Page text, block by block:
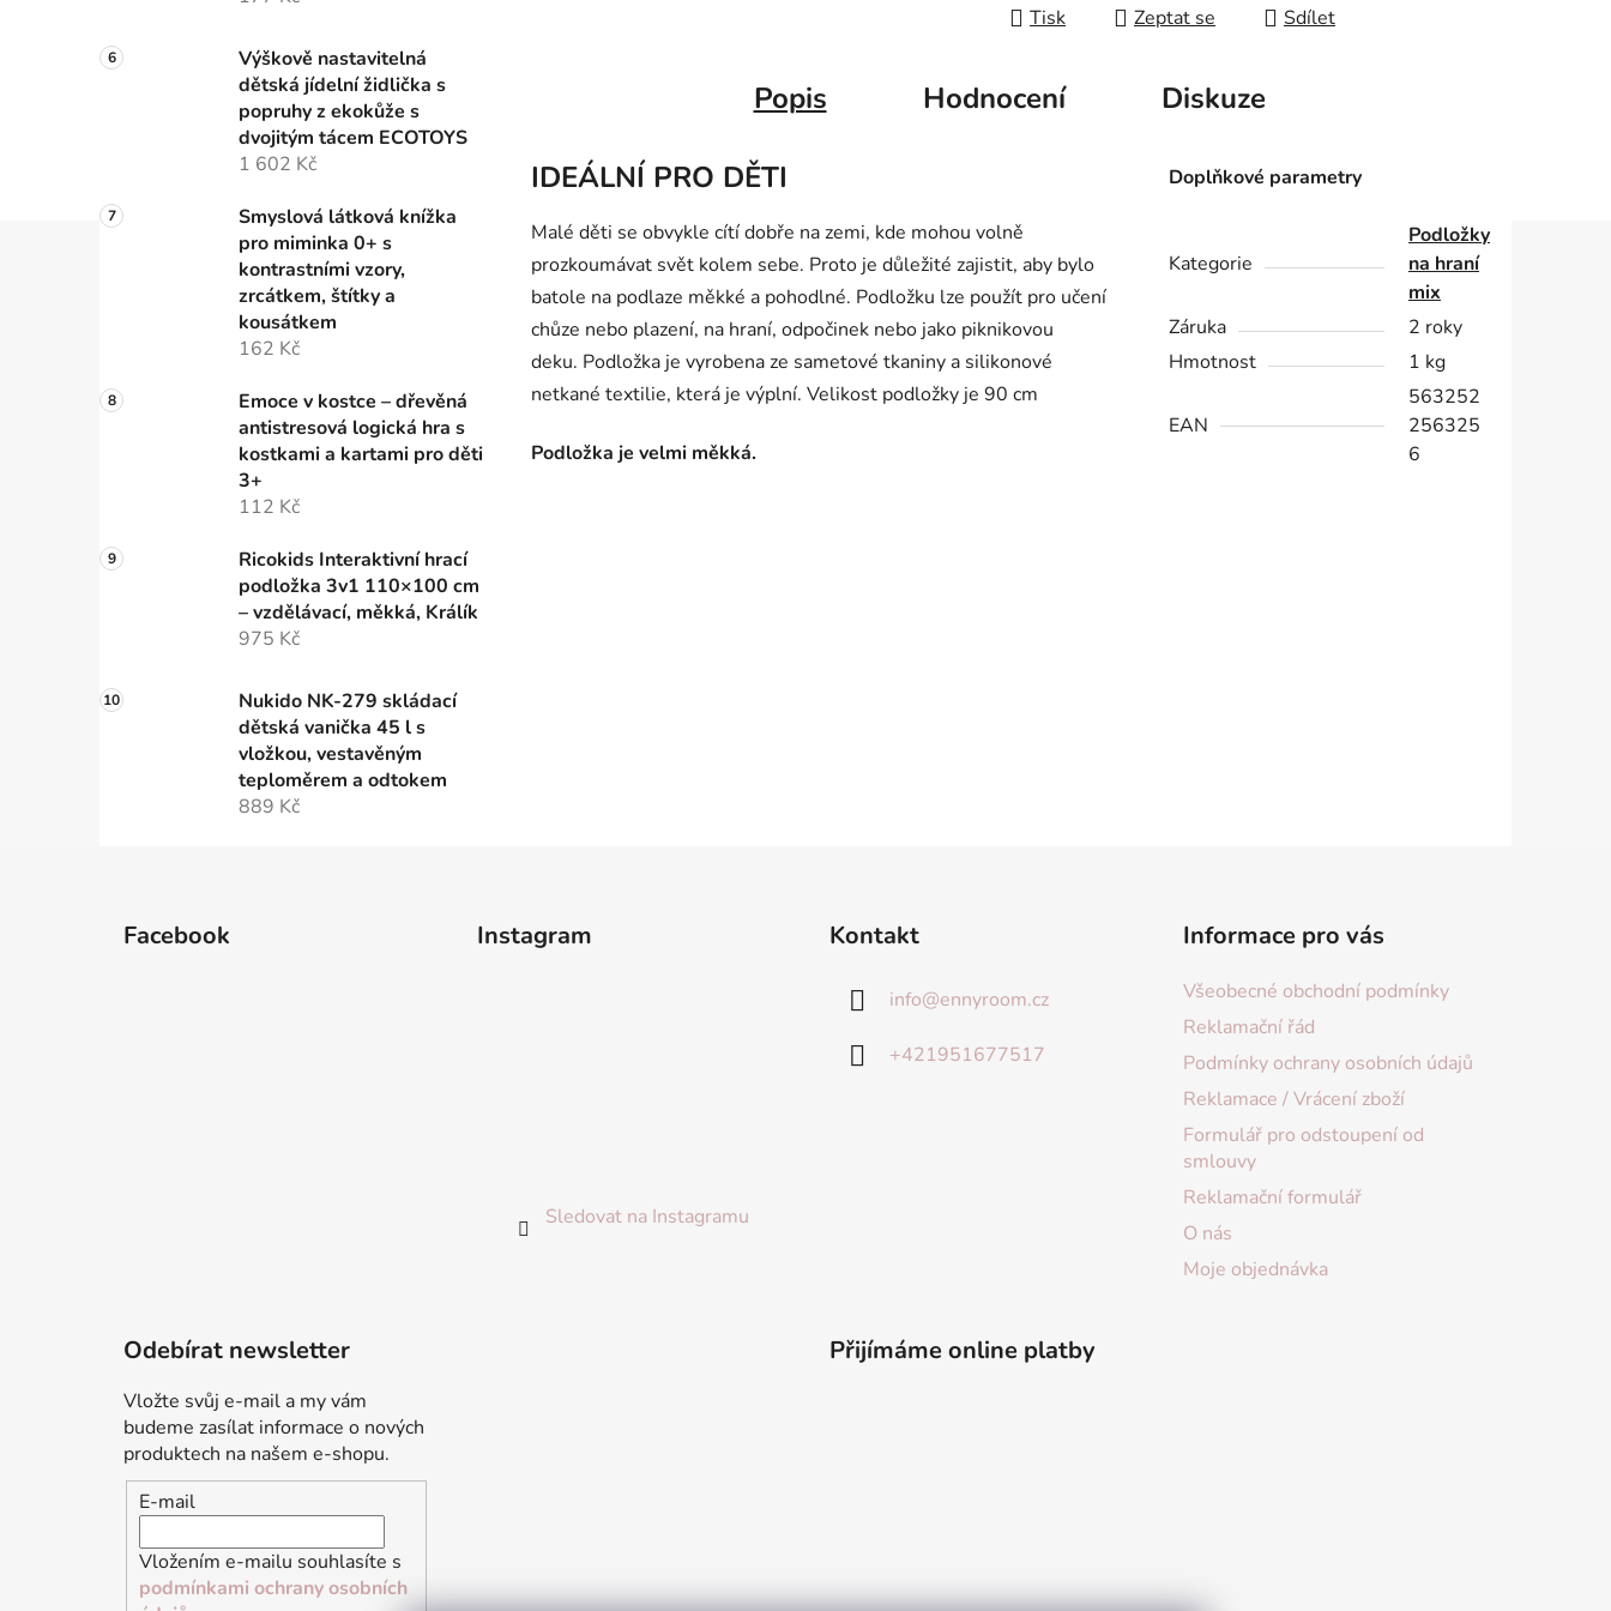
Výškově nastavitelná
dětská jídelní židlička s
popruhy z ekokůže s
dvojitým tácem ECOTOYS
1 602 Kč
Smyslová látková knížka
pro miminka 0+ s
kontrastními vzory,
zrcátkem, štítky a
kousátkem
162 Kč
Emoce v kostce – dřevěná
antistresová logická hra s
kostkami a kartami pro děti
3+
112 Kč
Ricokids Interaktivní hrací
podložka 3v1 110×100 cm
– vzdělávací, měkká, Králík
975 Kč
Nukido NK-279 skládací
dětská vanička 45 l s
vložkou, vestavěným
teploměrem a odtokem
889 Kč
Tisk Zeptat se Sdílet
Popis Hodnocení Diskuze
IDEÁLNÍ PRO DĚTI
Malé děti se obvykle cítí dobře na zemi, kde mohou volně
prozkoumávat svět kolem sebe. Proto je důležité zajistit, aby bylo
batole na podlaze měkké a pohodlné. Podložku lze použít pro učení
chůze nebo plazení, na hraní, odpočinek nebo jako piknikovou
deku. Podložka je vyrobena ze sametové tkaniny a silikonové
netkané textilie, která je výplní. Velikost podložky je 90 cm
Podložka je velmi měkká.
Doplňkové parametry
Kategorie
Podložky
na hraní
mix
Záruka
2 roky
Hmotnost
1 kg
EAN
563252
256325
6
Facebook Instagram
Sledovat na Instagramu
Kontakt
info@ennyroom.cz
+421951677517
Informace pro vás
Všeobecné obchodní podmínky
Reklamační řád
Podmínky ochrany osobních údajů
Reklamace / Vrácení zboží
Formulář pro odstoupení od
smlouvy
Reklamační formulář
O nás
Moje objednávka
Odebírat newsletter
Vložte svůj e-mail a my vám
budeme zasílat informace o nových
produktech na našem e-shopu.
E-mail
Vložením e-mailu souhlasíte s
podmínkami ochrany osobních
Přijímáme online platby